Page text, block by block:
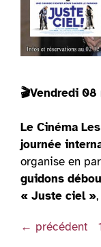
🎬Vendredi
Le Cinéma
journée
organise en
guidons
« Juste ciel »
← précédent